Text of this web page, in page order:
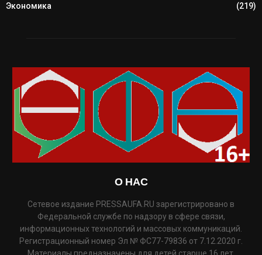
Экономика
(219)
О НАС
Сетевое издание PRESSAUFA.RU зарегистрировано в
Федеральной службе по надзору в сфере связи,
информационных технологий и массовых коммуникаций.
Регистрационный номер Эл № ФС77-79836 от 7.12.2020 г.